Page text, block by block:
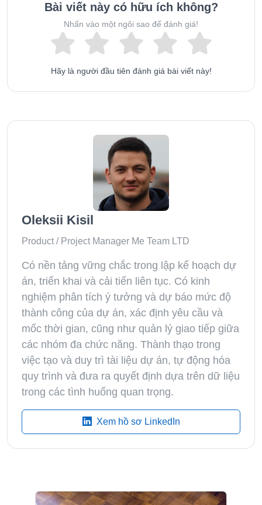
Bài viết này có hữu ích không?
Nhấn vào một ngôi sao để đánh giá!
Hãy là người đầu tiên đánh giá bài viết này!
Oleksii Kisil
Product / Project Manager Me Team LTD
Có nền tảng vững chắc trong lập kế hoạch dự
án, triển khai và cải tiến liên tục. Có kinh
nghiệm phân tích ý tưởng và dự báo mức độ
thành công của dự án, xác định yêu cầu và
mốc thời gian, cũng như quản lý giao tiếp giữa
các nhóm đa chức năng. Thành thạo trong
việc tạo và duy trì tài liệu dự án, tự động hóa
quy trình và đưa ra quyết định dựa trên dữ liệu
trong các tình huống quan trọng.
Xem hồ sơ LinkedIn